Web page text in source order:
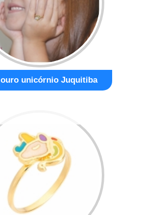
unicórnio Juquitiba